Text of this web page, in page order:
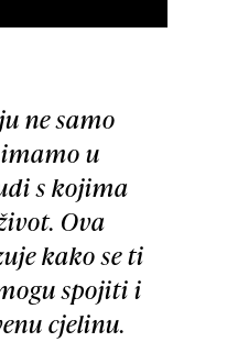
ne samo
u
s kojima
Ova
kako se ti
spojiti i
cjelinu.